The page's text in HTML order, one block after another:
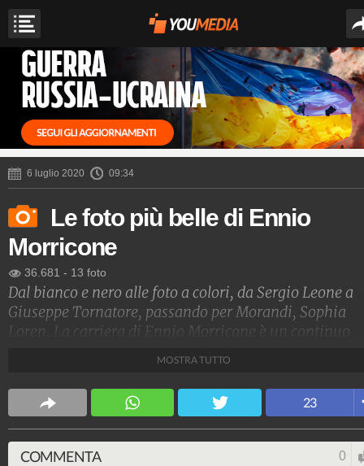
6 luglio 2020 09:34
Le foto più belle di Ennio
Morricone
36.681 - 13 foto
Dal bianco e nero alle foto a colori, da Sergio Leone a
Giuseppe Tornatore, passando per Morandi, Sophia
Loren. La carriera di Ennio Morricone è un continuo
Spettacolo Fanpage
4.053.355.279 9.454 video 76.076 foto
MOSTRA TUTTO
23
COMMENTA 0